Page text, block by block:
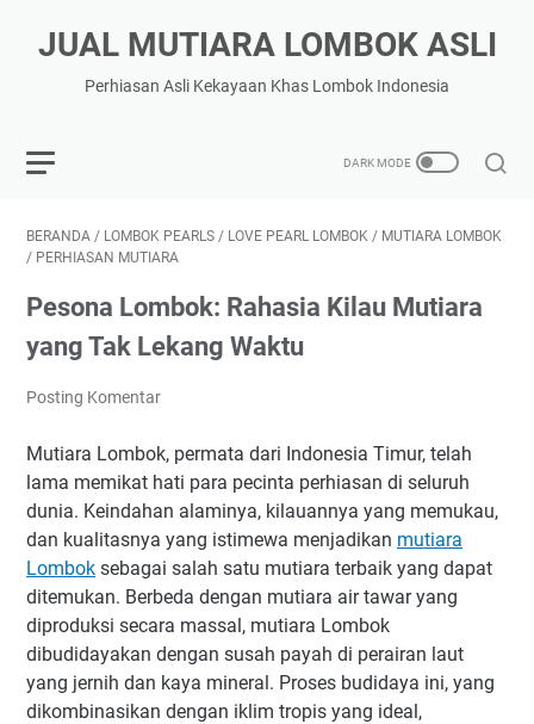
JUAL MUTIARA LOMBOK ASLI
Perhiasan Asli Kekayaan Khas Lombok Indonesia
BERANDA / LOMBOK PEARLS / LOVE PEARL LOMBOK / MUTIARA LOMBOK
/ PERHIASAN MUTIARA
Pesona Lombok: Rahasia Kilau Mutiara
yang Tak Lekang Waktu
Posting Komentar
Mutiara Lombok, permata dari Indonesia Timur, telah
lama memikat hati para pecinta perhiasan di seluruh
dunia. Keindahan alaminya, kilauannya yang memukau,
dan kualitasnya yang istimewa menjadikan mutiara
Lombok sebagai salah satu mutiara terbaik yang dapat
ditemukan. Berbeda dengan mutiara air tawar yang
diproduksi secara massal, mutiara Lombok
dibudidayakan dengan susah payah di perairan laut
yang jernih dan kaya mineral. Proses budidaya ini, yang
dikombinasikan dengan iklim tropis yang ideal,